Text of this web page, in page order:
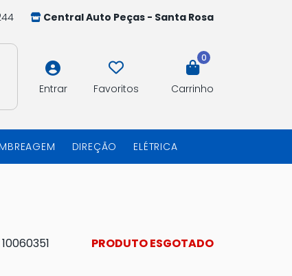
Central Auto Peças - Santa Rosa
Entrar Favoritos
0
Carrinho
DIREÇÃO ELÉTRICA
10060351 PRODUTO ESGOTADO